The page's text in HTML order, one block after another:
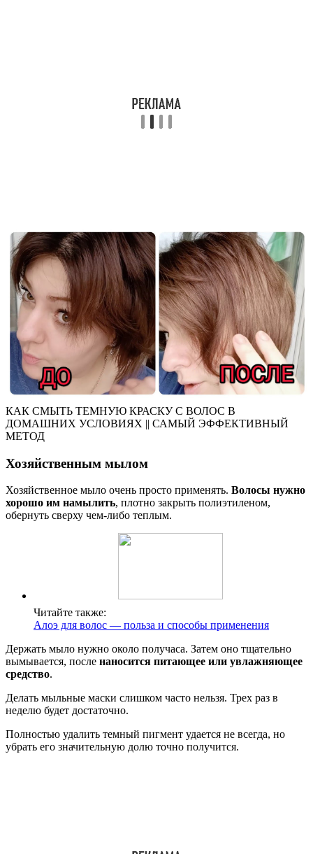
КАК СМЫТЬ ТЕМНУЮ КРАСКУ С ВОЛОС В
ДОМАШНИХ УСЛОВИЯХ || САМЫЙ ЭФФЕКТИВНЫЙ
МЕТОД
Хозяйственным мылом
Хозяйственное мыло очень просто применять. Волосы нужно
хорошо им намылить, плотно закрыть полиэтиленом,
обернуть сверху чем-либо теплым.
Читайте также:
Алоэ для волос — польза и способы применения
Держать мыло нужно около получаса. Затем оно тщательно
вымывается, после наносится питающее или увлажняющее
средство.
Делать мыльные маски слишком часто нельзя. Трех раз в
неделю будет достаточно.
Полностью удалить темный пигмент удается не всегда, но
убрать его значительную долю точно получится.